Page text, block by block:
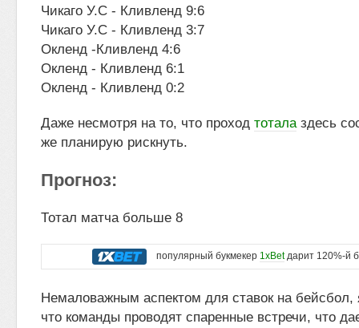
Чикаго У.С - Кливленд 9:6
Чикаго У.С - Кливленд 3:7
Окленд -Кливленд 4:6
Окленд - Кливленд 6:1
Окленд - Кливленд 0:2
Даже несмотря на то, что проход тоталаздесь
же планирую рискнуть.
Прогноз:
Тотал матча больше 8
популярный букмекер 1xBetдарит 120%-й
Немаловажным аспектом для ставок на бейсбол,
что команды проводят спаренные встречи, что